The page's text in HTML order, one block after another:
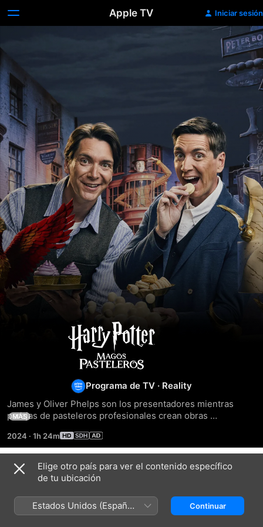
Apple TV Iniciar sesión
Harry
Potter:
Magos
Pasteleros
Programa de TV · Reality
James y Oliver Phelps son los presentadores mientras
parejas de pasteleros profesionales crean obras
Los actores invitados comparten experiencias detrás de
escena junto a los jueces.
MÁS
2024 · 1h 24m
Temporada 1
Elige otro país para ver el contenido específico
de tu ubicación
Estados Unidos (Español
México)
Continuar